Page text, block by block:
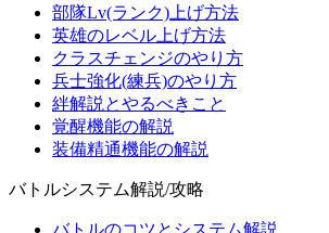
部隊Lv(ランク)上げ方法
英雄のレベル上げ方法
クラスチェンジのやり方
兵士強化(練兵)のやり方
絆解説とやるべきこと
覚醒機能の解説
装備精通機能の解説
バトルシステム解説/攻略
バトルのコツとシステム解説